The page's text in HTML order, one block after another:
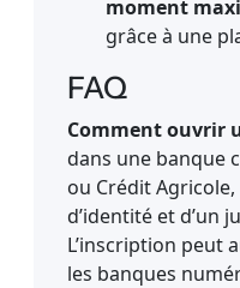
moment
grâce à une
FAQ
Comment ouvrir
dans une banque
ou Crédit
d’identité et d’un
L’inscription peut
les banques